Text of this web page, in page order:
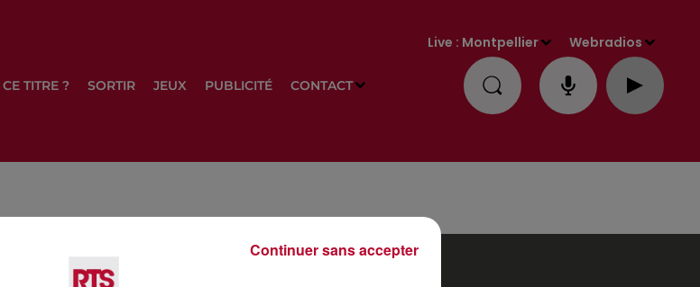
TITRE ? SORTIR JEUX PUBLICITÉ CONTACT
Live : Montpellier Webradios
Continuer sans accepter